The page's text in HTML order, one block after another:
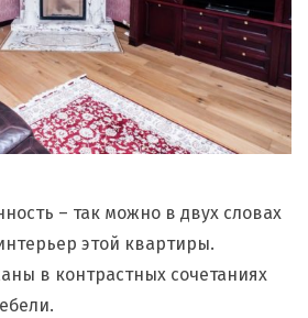
– так можно в двух словах
этой квартиры.
в контрастных сочетаниях